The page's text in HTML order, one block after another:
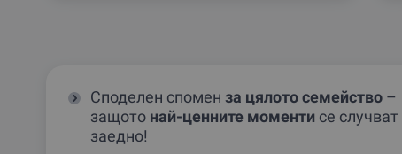
Споделен спомен за цялото семейство –
защото най-ценните моменти се случват
заедно!